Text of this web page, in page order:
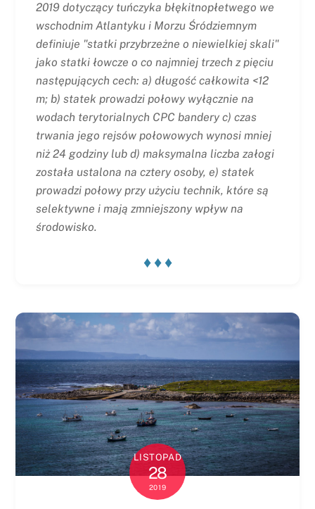
2019 dotyczący tuńczyka błękitnopłetwego we
wschodnim Atlantyku i Morzu Śródziemnym
definiuje "statki przybrzeżne o niewielkiej skali"
jako statki łowcze o co najmniej trzech z pięciu
następujących cech: a) długość całkowita <12
m; b) statek prowadzi połowy wyłącznie na
wodach terytorialnych CPC bandery c) czas
trwania jego rejsów połowowych wynosi mniej
niż 24 godziny lub d) maksymalna liczba załogi
została ustalona na cztery osoby, e) statek
prowadzi połowy przy użyciu technik, które są
selektywne i mają zmniejszony wpływ na
środowisko.
♦ ♦ ♦
LISTOPAD
28
2019